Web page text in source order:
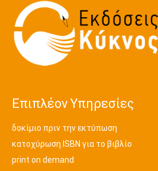
Επιπλέον Υπηρεσίες
δοκίμιο πριν την εκτύπωση
κατοχύρωση ISBN για το βιβλίο
print on demand